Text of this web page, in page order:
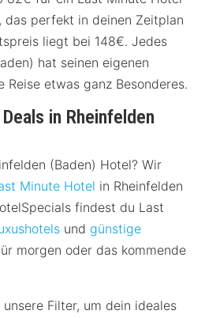
das perfekt in deinen Zeitplan
liegt bei 148€. Jedes
hat seinen eigenen
Reise etwas ganz Besonderes.
in Rheinfelden
(Baden) Hotel? Wir
Minute Hotel in Rheinfelden
findest du Last
und günstige
morgen oder das kommende
Filter, um dein ideales